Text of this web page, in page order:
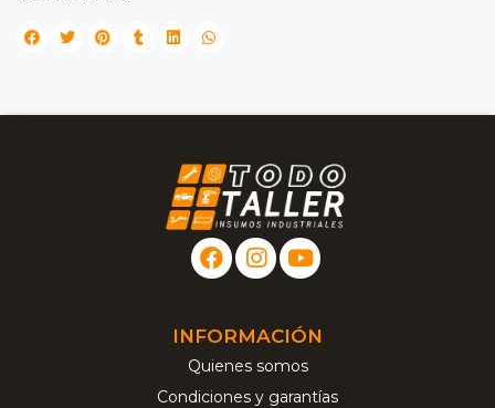
INFORMACIÓN
Quienes somos
Condiciones y garantías